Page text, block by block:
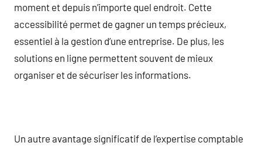
moment et depuis n’importe quel endroit. Cette
accessibilité permet de gagner un temps précieux,
essentiel à la gestion d’une entreprise. De plus, les
solutions en ligne permettent souvent de mieux
organiser et de sécuriser les informations.
Un autre avantage significatif de l’expertise comptable